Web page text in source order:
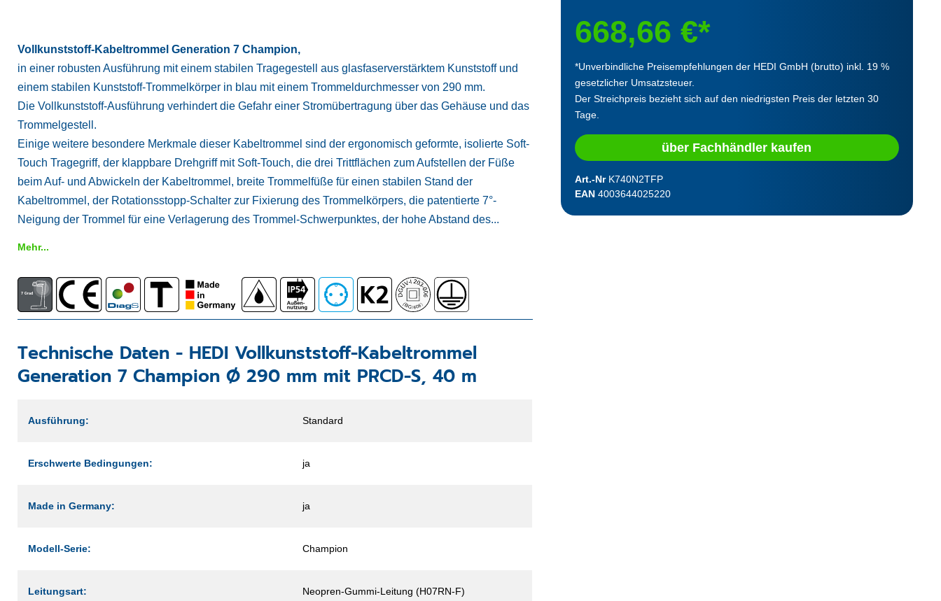
Vollkunststoff-Kabeltrommel Generation 7 Champion,
in einer robusten Ausführung mit einem stabilen Tragegestell aus glasfaserverstärktem Kunststoff und
einem stabilen Kunststoff-Trommelkörper in blau mit einem Trommeldurchmesser von 290 mm.
Die Vollkunststoff-Ausführung verhindert die Gefahr einer Stromübertragung über das Gehäuse und das
Trommelgestell.
Einige weitere besondere Merkmale dieser Kabeltrommel sind der ergonomisch geformte, isolierte Soft-
Touch Tragegriff, der klappbare Drehgriff mit Soft-Touch, die drei Trittflächen zum Aufstellen der Füße
beim Auf- und Abwickeln der Kabeltrommel, breite Trommelfüße für einen stabilen Stand der
Kabeltrommel, der Rotationsstopp-Schalter zur Fixierung des Trommelkörpers, die patentierte 7°-
Neigung der Trommel für eine Verlagerung des Trommel-Schwerpunktes, der hohe Abstand des...
Mehr...
Technische Daten - HEDI Vollkunststoff-Kabeltrommel
Generation 7 Champion Ø 290 mm mit PRCD-S, 40 m
Ausführung: Standard
Erschwerte Bedingungen: ja
Made in Germany: ja
Modell-Serie: Champion
Leitungsart: Neopren-Gummi-Leitung (H07RN-F)
668,66 €*
*Unverbindliche Preisempfehlungen der HEDI GmbH (brutto) inkl. 19 %
gesetzlicher Umsatzsteuer.
Der Streichpreis bezieht sich auf den niedrigsten Preis der letzten 30
Tage.
über Fachhändler kaufen
Art.-Nr K740N2TFP
EAN 4003644025220